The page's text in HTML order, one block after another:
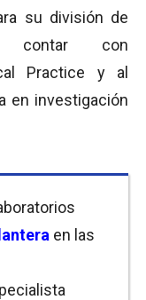
su división de
contar con
Practice y al
en investigación
en las